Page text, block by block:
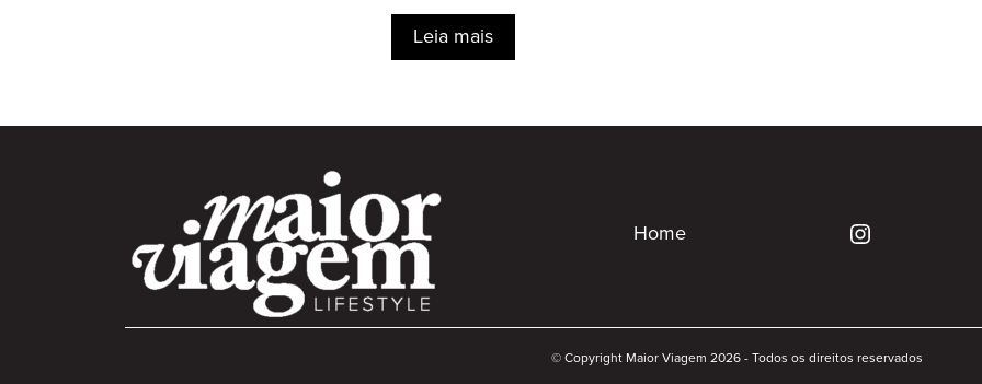
Leia mais
Home
© Copyright Maior Viagem 2026 - Todos os direitos reservados